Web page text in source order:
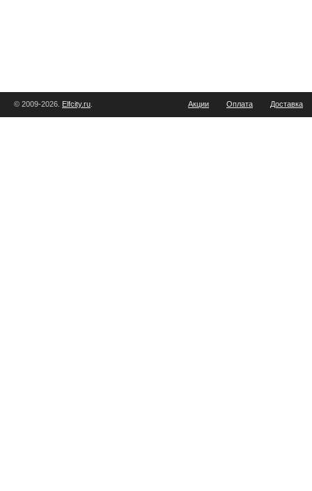
© 2009-2026. Elfcity.ru Акции Оплата Доставка